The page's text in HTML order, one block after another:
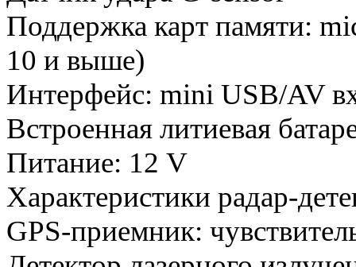
Поддержка карт памяти:
10 и выше)
Интерфейс: mini USB/AV
Встроенная литиевая
Питание: 12 V
Характеристики радар-
GPS-приемник: